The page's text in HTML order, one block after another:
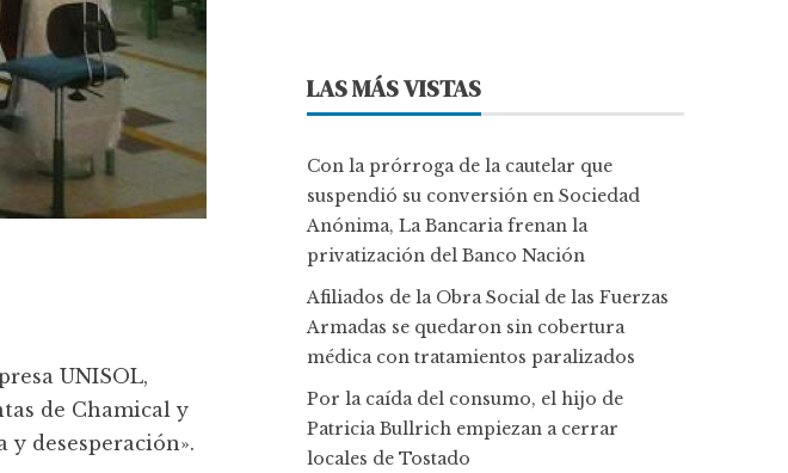
UNISOL,
de Chamical y
desesperación».
LAS MÁS VISTAS
Con la prórroga de la cautelar que
suspendió su conversión en Sociedad
Anónima, La Bancaria frenan la
privatización del Banco Nación
Afiliados de la Obra Social de las Fuerzas
Armadas se quedaron sin cobertura
médica con tratamientos paralizados
Por la caída del consumo, el hijo de
Patricia Bullrich empiezan a cerrar
locales de Tostado